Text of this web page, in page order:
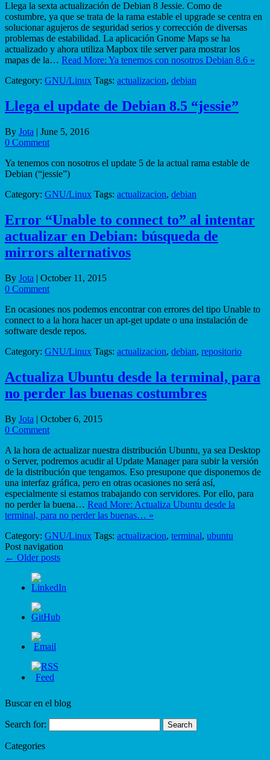
Llega la sexta actualización de Debian 8 Jessie. Como de
costumbre, ya que se trata de la rama estable el upgrade se centra en
solucionar agujeros de seguridad serios y corrección de diversas
problemas de estabilidad. La aplicación Gnome Maps se ha
actualizado y ahora utiliza Mapbox tile server para mostrar los
mapas de la… Read More: Ya tenemos con nosotros Debian 8.6 »
Category: GNU/Linux Tags: actualizacion, debian
Llega el update de Debian 8.5 “jessie”
By Jota | June 5, 2016
0 Comment
Ya tenemos con nosotros el update 5 de la actual rama estable de
Debian (“jessie”)
Category: GNU/Linux Tags: actualizacion, debian
Error “Unable to connect to” al intentar
actualizar en Debian: búsqueda de
mirrors alternativos
By Jota | October 11, 2015
0 Comment
En ocasiones nos podemos encontrar con errores del tipo Unable to
connect to a la hora hacer un apt-get update o una instalación de
software desde repos.
Category: GNU/Linux Tags: actualizacion, debian, repositorio
Actualiza Ubuntu desde la terminal, para
no perder las buenas costumbres
By Jota | October 6, 2015
0 Comment
A la hora de actualizar nuestra distribución Ubuntu, ya sea Desktop
o Server, podremos acudir al Update Manager para subir la versión
de la distribución que tengamos. Eso presupone que disponemos de
una interfaz gráfica, pero en otras ocasiones no será así,
especialmente si estamos trabajando con servidores. Por ello, para
no perder la buena… Read More: Actualiza Ubuntu desde la
terminal, para no perder las buenas… »
Category: GNU/Linux Tags: actualizacion, terminal, ubuntu
Post navigation
← Older posts
Buscar en el blog
Search for:
Categories